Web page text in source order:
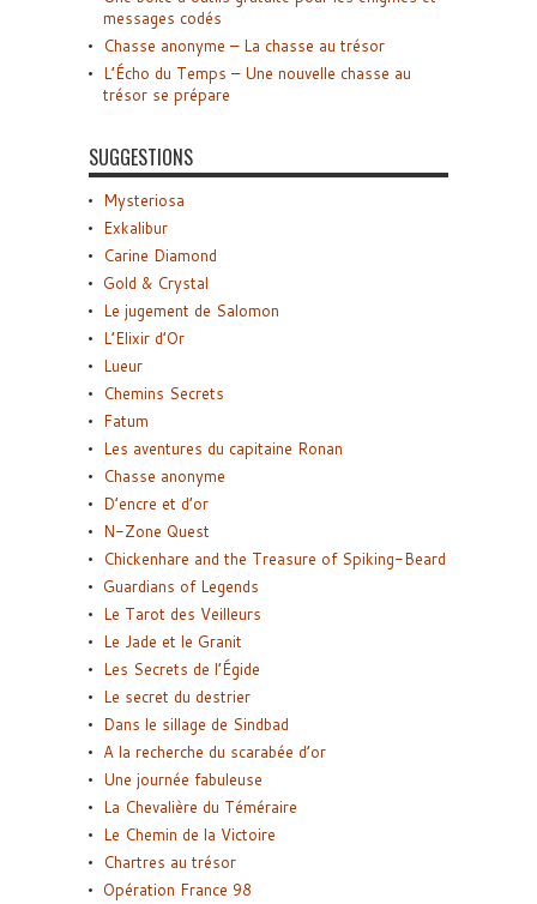
messages codés
Chasse anonyme – La chasse au trésor
L’Écho du Temps – Une nouvelle chasse au
trésor se prépare
SUGGESTIONS
Mysteriosa
Exkalibur
Carine Diamond
Gold & Crystal
Le jugement de Salomon
L’Elixir d’Or
Lueur
Chemins Secrets
Fatum
Les aventures du capitaine Ronan
Chasse anonyme
D’encre et d’or
N-Zone Quest
Chickenhare and the Treasure of Spiking-Beard
Guardians of Legends
Le Tarot des Veilleurs
Le Jade et le Granit
Les Secrets de l’Égide
Le secret du destrier
Dans le sillage de Sindbad
A la recherche du scarabée d’or
Une journée fabuleuse
La Chevalière du Téméraire
Le Chemin de la Victoire
Chartres au trésor
Opération France 98